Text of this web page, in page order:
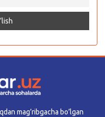
mag’ribgacha bo’lgan